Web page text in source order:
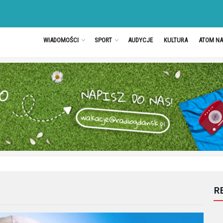
WIADOMOŚCI SPORT AUDYCJE KULTURA ATOM